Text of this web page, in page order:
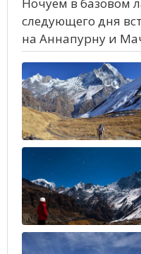
следующего дня
на Аннапурну и